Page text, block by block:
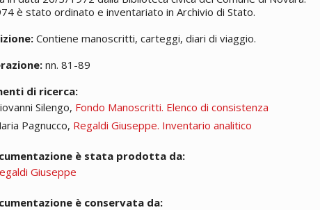
è stato ordinato e inventariato in Archivio di Stato.
Contienemanoscritti, carteggi, diari di viaggio.
nn. 81-89
di ricerca:
Silengo, Fondo Manoscritti. Elenco di consistenza
Pagnucco, Regaldi Giuseppe. Inventario analitico
è stata prodotta da:
Giuseppe
è conservata da: